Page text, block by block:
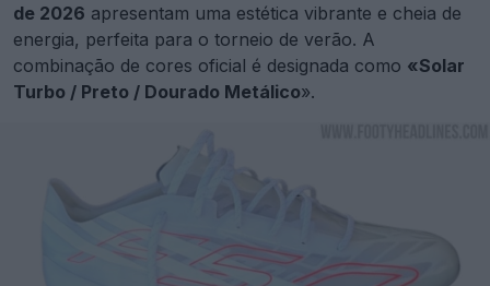
de 2026 apresentam uma estética vibrante e cheia de
energia, perfeita para o torneio de verão. A
combinação de cores oficial é designada como «Solar
Turbo / Preto / Dourado Metálico».